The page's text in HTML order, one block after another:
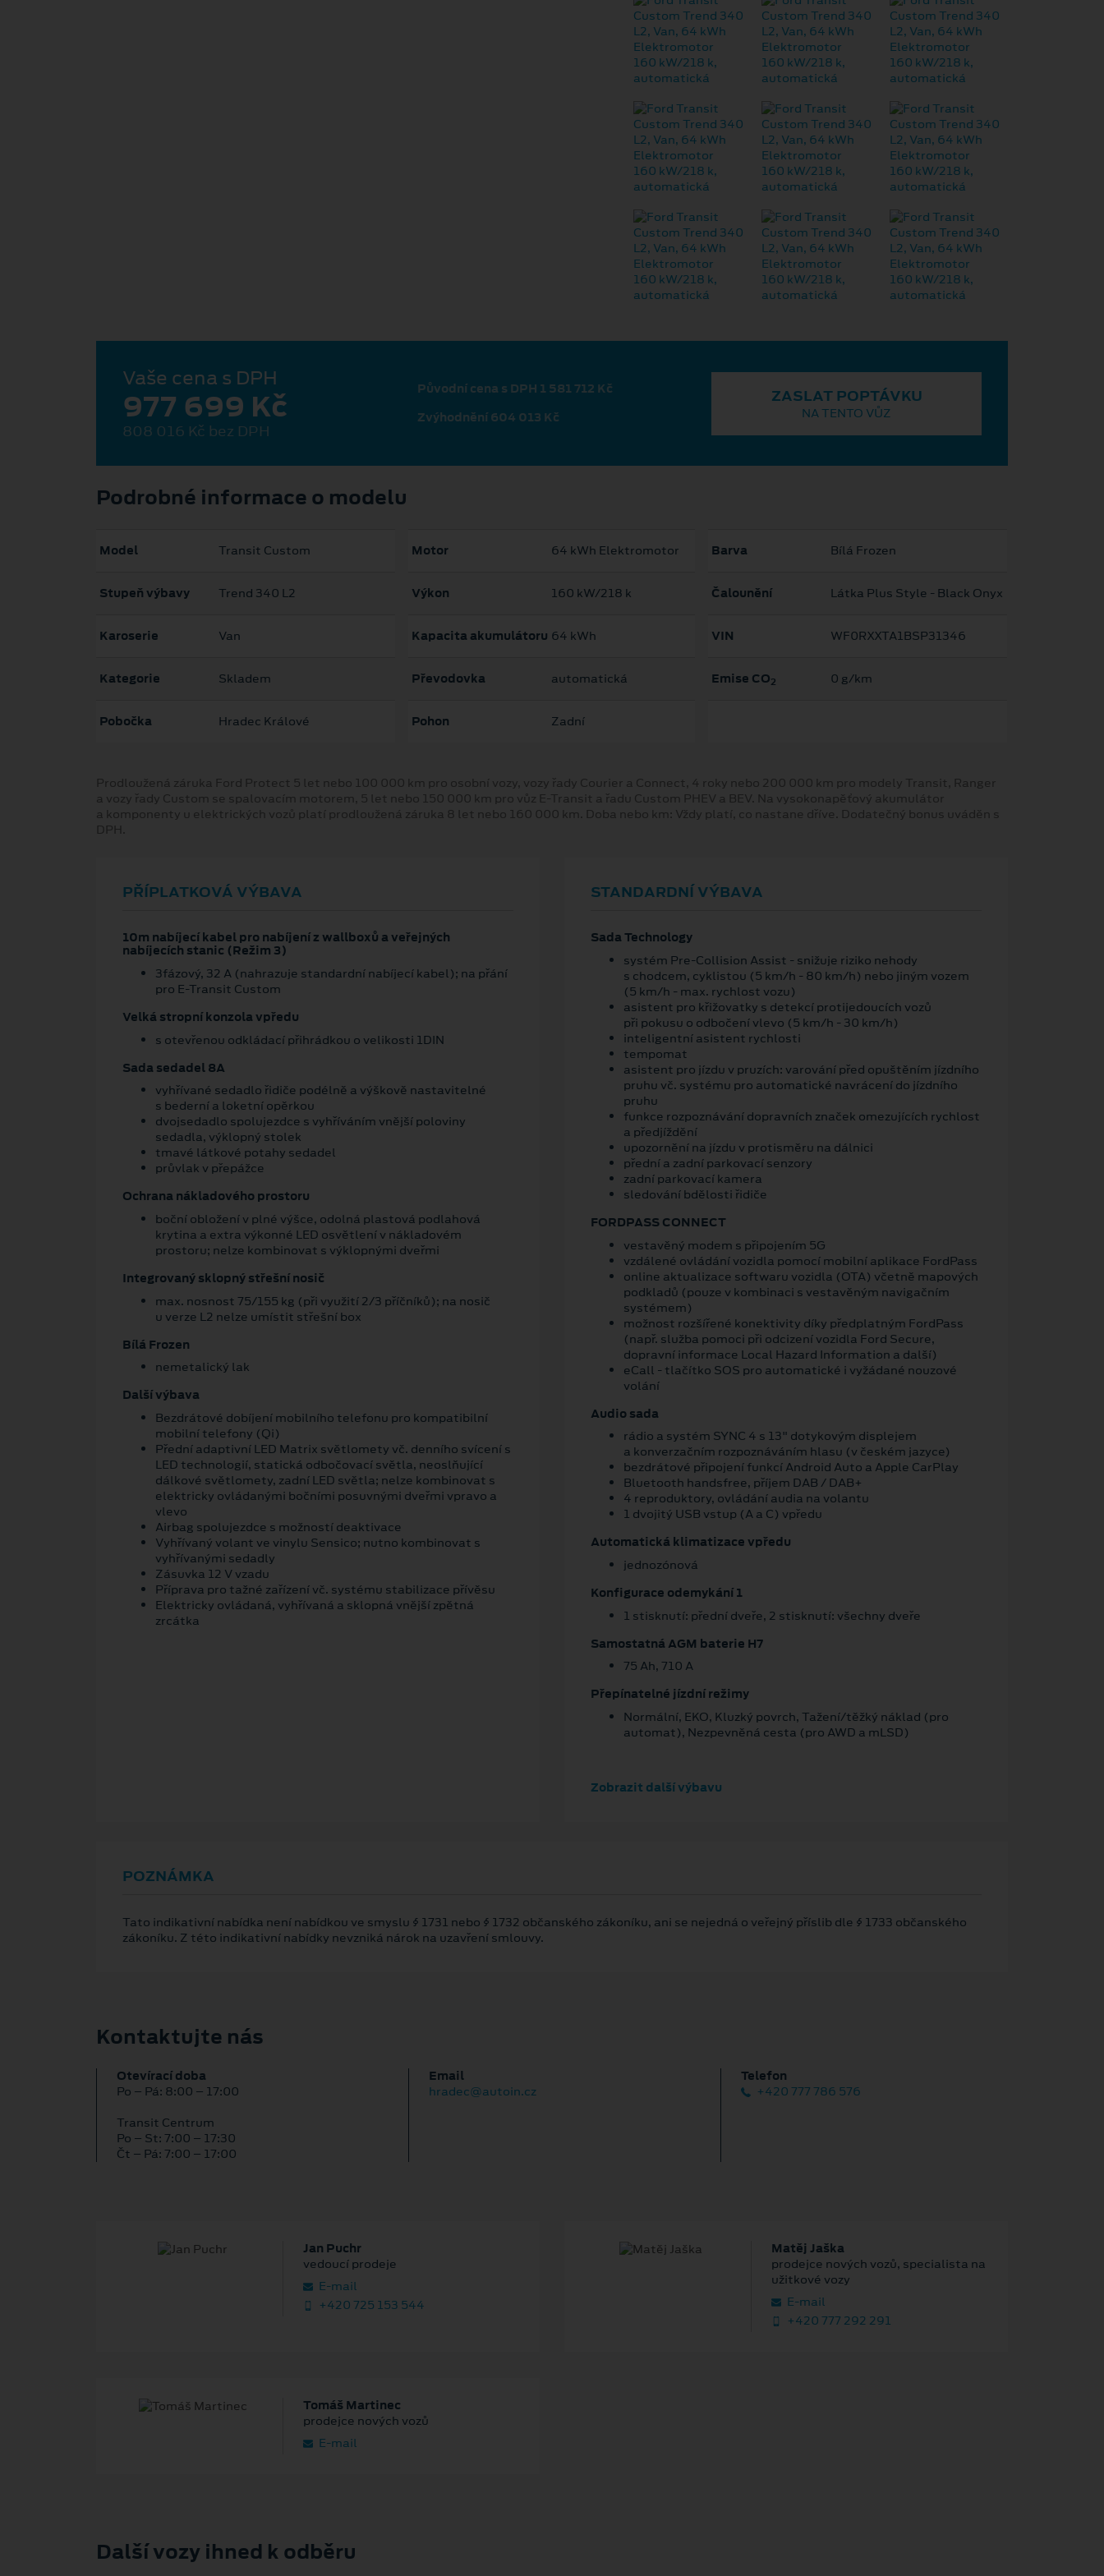
Vaše cena s DPH
977 699 Kč
808 016 Kč bez DPH
Původní cena s DPH 1 581 712 Kč
Zvýhodnění 604 013 Kč
ZASLAT POPTÁVKU
NA TENTO VŮZ
Podrobné informace o modelu
Model Transit Custom
Stupeň výbavy Trend 340 L2
Karoserie Van
Kategorie Skladem
Pobočka Hradec Králové
Motor 64 kWh Elektromotor
Výkon 160 kW/218 k
Kapacita akumulátoru 64 kWh
Převodovka automatická
Pohon Zadní
Barva Bílá Frozen
Čalounění Látka Plus Style - Black Onyx
VIN WF0RXXTA1BSP31346
Emise CO2 0 g/km
Prodloužená záruka Ford Protect 5 let nebo 100 000 km pro osobní vozy, vozy řady Courier a Connect, 4 roky nebo 200 000 km pro modely Transit, Ranger
a vozy řady Custom se spalovacím motorem, 5 let nebo 150 000 km pro vůz E-Transit a řadu Custom PHEV a BEV. Na vysokonapěťový akumulátor
a komponenty u elektrických vozů platí prodloužená záruka 8 let nebo 160 000 km. Doba nebo km: Vždy platí, co nastane dříve. Dodatečný bonus uváděn s
DPH.
PŘÍPLATKOVÁ VÝBAVA
10m nabíjecí kabel pro nabíjení z wallboxů a veřejných
nabíjecích stanic (Režim 3)
3fázový, 32 A (nahrazuje standardní nabíjecí kabel); na přání
pro E-Transit Custom
Velká stropní konzola vpředu
s otevřenou odkládací přihrádkou o velikosti 1DIN
Sada sedadel 8A
vyhřívané sedadlo řidiče podélně a výškově nastavitelné
s bederní a loketní opěrkou
dvojsedadlo spolujezdce s vyhříváním vnější poloviny
sedadla, výklopný stolek
tmavé látkové potahy sedadel
průvlak v přepážce
Ochrana nákladového prostoru
boční obložení v plné výšce, odolná plastová podlahová
krytina a extra výkonné LED osvětlení v nákladovém
prostoru; nelze kombinovat s výklopnými dveřmi
Integrovaný sklopný střešní nosič
max. nosnost 75/155 kg (při využití 2/3 příčníků); na nosič
u verze L2 nelze umístit střešní box
Bílá Frozen
nemetalický lak
Další výbava
Bezdrátové dobíjení mobilního telefonu pro kompatibilní
mobilní telefony (Qi)
Přední adaptivní LED Matrix světlomety vč. denního svícení s
LED technologií, statická odbočovací světla, neoslňující
dálkové světlomety, zadní LED světla; nelze kombinovat s
elektricky ovládanými bočními posuvnými dveřmi vpravo a
vlevo
Airbag spolujezdce s možností deaktivace
Vyhřívaný volant ve vinylu Sensico; nutno kombinovat s
vyhřívanými sedadly
Zásuvka 12 V vzadu
Příprava pro tažné zařízení vč. systému stabilizace přívěsu
Elektricky ovládaná, vyhřívaná a sklopná vnější zpětná
zrcátka
STANDARDNÍ VÝBAVA
Sada Technology
systém Pre-Collision Assist - snižuje riziko nehody
s chodcem, cyklistou (5 km/h - 80 km/h) nebo jiným vozem
(5 km/h - max. rychlost vozu)
asistent pro křižovatky s detekcí protijedoucích vozů
při pokusu o odbočení vlevo (5 km/h - 30 km/h)
inteligentní asistent rychlosti
tempomat
asistent pro jízdu v pruzích: varování před opuštěním jízdního
pruhu vč. systému pro automatické navrácení do jízdního
pruhu
funkce rozpoznávání dopravních značek omezujících rychlost
a předjíždění
upozornění na jízdu v protisměru na dálnici
přední a zadní parkovací senzory
zadní parkovací kamera
sledování bdělosti řidiče
FORDPASS CONNECT
vestavěný modem s připojením 5G
vzdálené ovládání vozidla pomocí mobilní aplikace FordPass
online aktualizace softwaru vozidla (OTA) včetně mapových
podkladů (pouze v kombinaci s vestavěným navigačním
systémem)
možnost rozšířené konektivity díky předplatným FordPass
(např. služba pomoci při odcizení vozidla Ford Secure,
dopravní informace Local Hazard Information a další)
eCall - tlačítko SOS pro automatické i vyžádané nouzové
volání
Audio sada
rádio a systém SYNC 4 s 13" dotykovým displejem
a konverzačním rozpoznáváním hlasu (v českém jazyce)
bezdrátové připojení funkcí Android Auto a Apple CarPlay
Bluetooth handsfree, příjem DAB / DAB+
4 reproduktory, ovládání audia na volantu
1 dvojitý USB vstup (A a C) vpředu
Automatická klimatizace vpředu
jednozónová
Konfigurace odemykání 1
1 stisknutí: přední dveře, 2 stisknutí: všechny dveře
Samostatná AGM baterie H7
75 Ah, 710 A
Přepínatelné jízdní režimy
Normální, EKO, Kluzký povrch, Tažení/těžký náklad (pro
automat), Nezpevněná cesta (pro AWD a mLSD)
Zobrazit další výbavu
POZNÁMKA
Tato indikativní nabídka není nabídkou ve smyslu § 1731 nebo § 1732 občanského zákoníku, ani se nejedná o veřejný příslib dle § 1733 občanského
zákoníku. Z této indikativní nabídky nevzniká nárok na uzavření smlouvy.
Kontaktujte nás
Otevírací doba
Po – Pá: 8:00 – 17:00
Transit Centrum
Po – St: 7:00 – 17:30
Čt – Pá: 7:00 – 17:00
Email
hradec@autoin.cz
Telefon
+420 777 786 576
Jan Puchr
vedoucí prodeje
E‑mail
+420 725 153 544
Matěj Jaška
prodejce nových vozů, specialista na
užitkové vozy
E‑mail
+420 777 292 291
Tomáš Martinec
prodejce nových vozů
E‑mail
Další vozy ihned k odběru